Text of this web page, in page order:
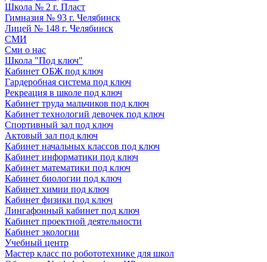
Школа № 2 г. Пласт
Гимназия № 93 г. Челябинск
Лицей № 148 г. Челябинск
СМИ
Сми о нас
Школа "Под ключ"
Кабинет ОБЖ под ключ
Гардеробная система под ключ
Рекреация в школе под ключ
Кабинет труда мальчиков под ключ
Кабинет технологий девочек под ключ
Спортивный зал под ключ
Актовый зал под ключ
Кабинет начальных классов под ключ
Кабинет информатики под ключ
Кабинет математики под ключ
Кабинет биологии под ключ
Кабинет химии под ключ
Кабинет физики под ключ
Лингафонный кабинет под ключ
Кабинет проектной деятельности
Кабинет экологии
Учебный центр
Мастер класс по робототехнике для школ